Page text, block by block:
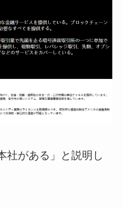
社がある」と説明し